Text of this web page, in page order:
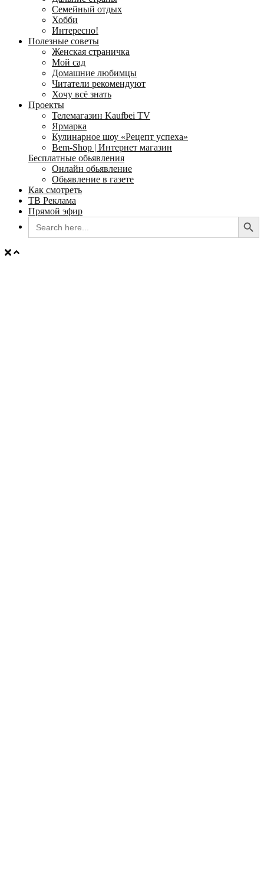
Семейный отдых
Хобби
Интересно!
Полезные советы
Женская страничка
Мой сад
Домашние любимцы
Читатели рекомендуют
Хочу всё знать
Проекты
Телемагазин Kaufbei TV
Ярмарка
Кулинарное шоу «Рецепт успеха»
Bem-Shop | Интернет магазин
Бесплатные обьявления
Онлайн обьявление
Обьявление в газете
Как смотреть
ТВ Реклама
Прямой эфир
Search
for:
Search Button